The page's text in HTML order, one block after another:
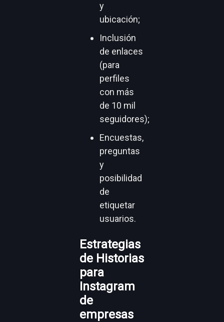
y
ubicación;
Inclusión
de enlaces
(para
perfiles
con más
de 10 mil
seguidores);
Encuestas,
preguntas
y
posibilidad
de
etiquetar
usuarios.
Estrategias
de Historias
para
Instagram
de
empresas